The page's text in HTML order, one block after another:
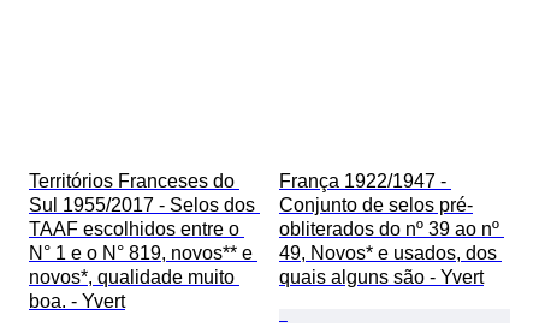
Territórios Franceses do
Sul 1955/2017 - Selos dos
TAAF escolhidos entre o
N° 1 e o N° 819, novos** e
novos*, qualidade muito
boa. - Yvert
França 1922/1947 -
Conjunto de selos pré-
obliterados do nº 39 ao nº
49, Novos* e usados, dos
quais alguns são - Yvert